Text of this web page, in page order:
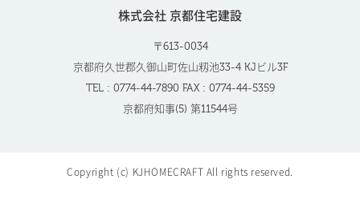
株式会社 京都住宅建設
〒613-0034
京都府久世郡久御山町佐山籾池33-4 KJビル3F
TEL : 0774-44-7890 FAX : 0774-44-5359
京都府知事(5) 第11544号
Copyright (c) KJHOMECRAFT All rights reserved.